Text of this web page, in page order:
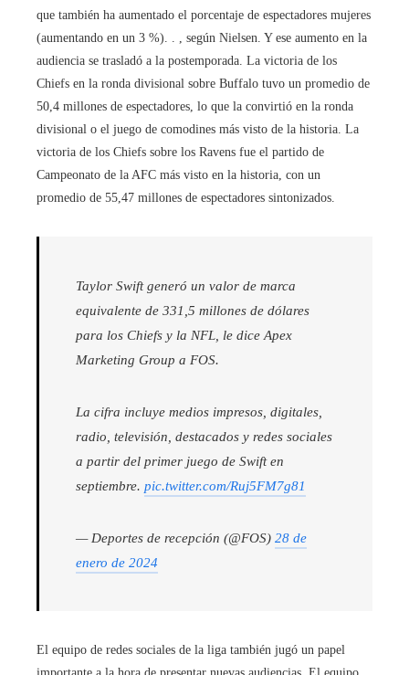
que también ha aumentado el porcentaje de espectadores mujeres
(aumentando en un 3 %). . , según Nielsen. Y ese aumento en la
audiencia se trasladó a la postemporada. La victoria de los
Chiefs en la ronda divisional sobre Buffalo tuvo un promedio de
50,4 millones de espectadores, lo que la convirtió en la ronda
divisional o el juego de comodines más visto de la historia. La
victoria de los Chiefs sobre los Ravens fue el partido de
Campeonato de la AFC más visto en la historia, con un
promedio de 55,47 millones de espectadores sintonizados.
Taylor Swift generó un valor de marca
equivalente de 331,5 millones de dólares
para los Chiefs y la NFL, le dice Apex
Marketing Group a FOS.
La cifra incluye medios impresos, digitales,
radio, televisión, destacados y redes sociales
a partir del primer juego de Swift en
septiembre. pic.twitter.com/Ruj5FM7g81
— Deportes de recepción (@FOS) 28 de
enero de 2024
El equipo de redes sociales de la liga también jugó un papel